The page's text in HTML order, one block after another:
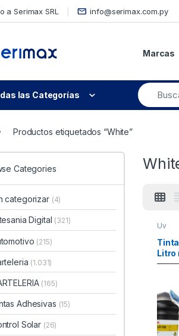
a Serimax SRL info@serimax.com.py
Marcas
las Categorías
Productos etiquetados “White”
Uv
Litro
Categories
categorizar (4)
Digital (321)
(215)
(1.031)
(165)
Adhesivas (15)
Solar (26)